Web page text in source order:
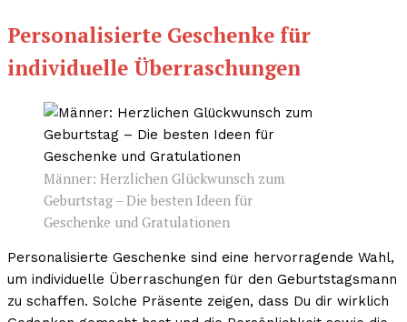
Personalisierte Geschenke für
individuelle Überraschungen
Männer: Herzlichen Glückwunsch zum
Geburtstag – Die besten Ideen für
Geschenke und Gratulationen
Personalisierte Geschenke sind eine hervorragende Wahl,
um individuelle Überraschungen für den Geburtstagsmann
zu schaffen. Solche Präsente zeigen, dass Du dir wirklich